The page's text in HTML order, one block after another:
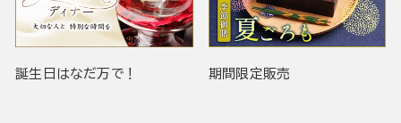
誕生日はなだ万で！ 期間限定販売